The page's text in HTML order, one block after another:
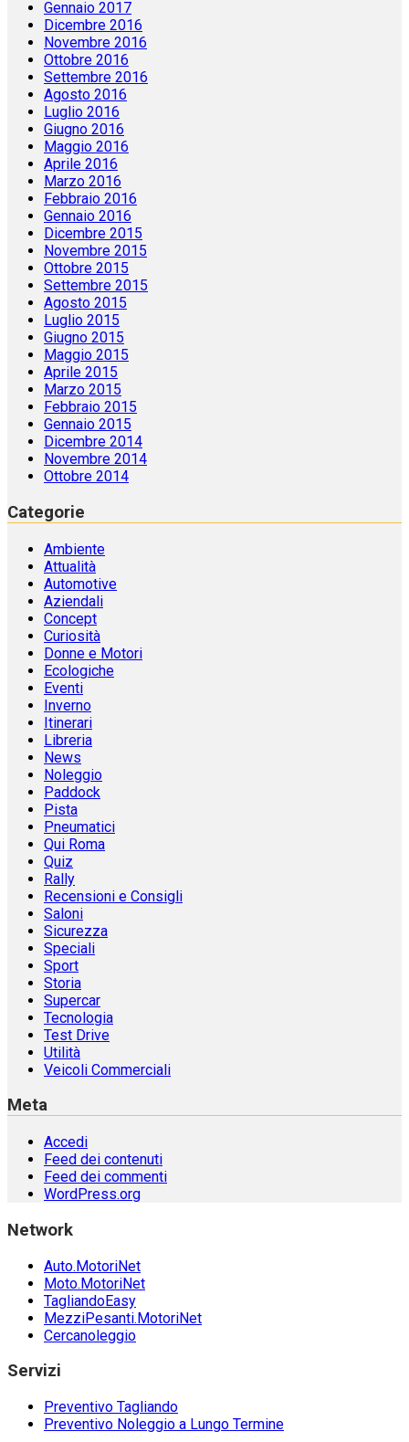
Gennaio 2017
Dicembre 2016
Novembre 2016
Ottobre 2016
Settembre 2016
Agosto 2016
Luglio 2016
Giugno 2016
Maggio 2016
Aprile 2016
Marzo 2016
Febbraio 2016
Gennaio 2016
Dicembre 2015
Novembre 2015
Ottobre 2015
Settembre 2015
Agosto 2015
Luglio 2015
Giugno 2015
Maggio 2015
Aprile 2015
Marzo 2015
Febbraio 2015
Gennaio 2015
Dicembre 2014
Novembre 2014
Ottobre 2014
Categorie
Ambiente
Attualità
Automotive
Aziendali
Concept
Curiosità
Donne e Motori
Ecologiche
Eventi
Inverno
Itinerari
Libreria
News
Noleggio
Paddock
Pista
Pneumatici
Qui Roma
Quiz
Rally
Recensioni e Consigli
Saloni
Sicurezza
Speciali
Sport
Storia
Supercar
Tecnologia
Test Drive
Utilità
Veicoli Commerciali
Meta
Accedi
Feed dei contenuti
Feed dei commenti
WordPress.org
Network
Auto.MotoriNet
Moto.MotoriNet
TagliandoEasy
MezziPesanti.MotoriNet
Cercanoleggio
Servizi
Preventivo Tagliando
Preventivo Noleggio a Lungo Termine